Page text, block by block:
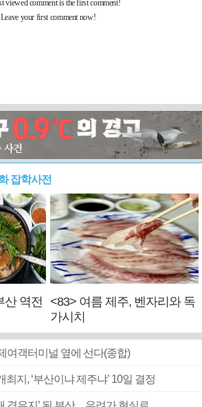
잡학사전
산 역전
<83> 여름 제주, 벤자리와 독
가시치
여객터미널 옆에 선다(종합)
지, ‘부산이냐 제주냐’ 10일 결정